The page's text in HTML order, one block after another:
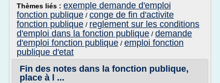
Thèmes liés : exemple demande d'emploi
fonction publique / conge de fin d'activite
fonction publique / reglement sur les conditions
d'emploi dans la fonction publique / demande
d'emploi fonction publique / emploi fonction
publique d'etat
Fin des notes dans la fonction publique,
place à l ...